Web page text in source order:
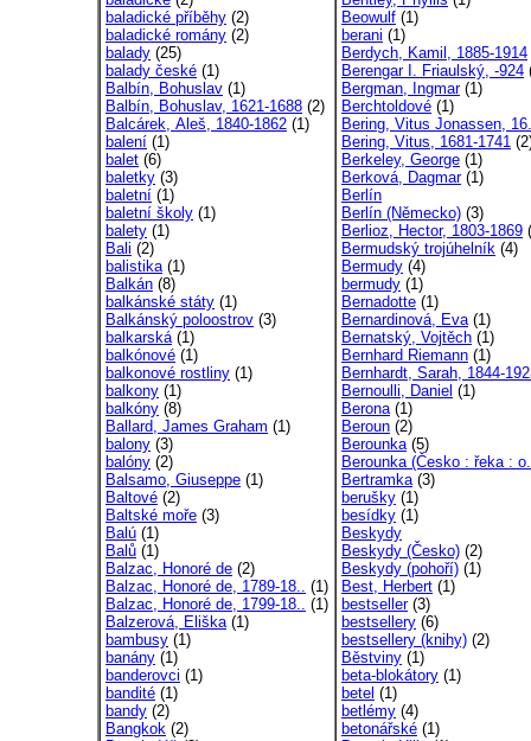
baladické příběhy (2)
baladické romány (2)
balady (25)
balady české (1)
Balbín, Bohuslav (1)
Balbín, Bohuslav, 1621-1688 (2)
Balcárek, Aleš, 1840-1862 (1)
balení (1)
balet (6)
baletky (3)
baletní (1)
baletní školy (1)
balety (1)
Bali (2)
balistika(1)
Balkán (8)
balkánské státy (1)
Balkánský poloostrov (3)
balkarská(1)
balkónové (1)
balkonové rostliny (1)
balkony (1)
balkóny (8)
Ballard, James Graham (1)
balony (3)
balóny (2)
Balsamo, Giuseppe (1)
Baltové (2)
Baltské moře (3)
Balú (1)
Balů (1)
Balzac, Honoré de (2)
Balzac, Honoré de, 1789-18.. (1)
Balzac, Honoré de, 1799-18.. (1)
Balzerová, Eliška(1)
bambusy (1)
banány (1)
banderovci (1)
bandité (1)
bandy (2)
Bangkok (2)
Beowulf (1)
berani (1)
Berdych, Kamil, 1885-1914
Berengar I. Friaulský, -924
Bergman, Ingmar(1)
Berchtoldové (1)
Bering, Vitus Jonassen,
Bering, Vitus, 1681-1741
Berkeley, George (1)
Berková, Dagmar(1)
Berlín
Berlín (Německo) (3)
Berlioz, Hector, 1803-1869
Bermudský trojúhelník (4)
Bermudy (4)
bermudy (1)
Bernadotte (1)
Bernardinová, Eva(1)
Bernatský, Vojtěch (1)
Bernhard Riemann (1)
Bernhardt, Sarah, 1844-
Bernoulli, Daniel (1)
Berona(1)
Beroun (2)
Berounka(5)
Berounka (Česko : řeka :
Bertramka(3)
berušky (1)
besídky (1)
Beskydy
Beskydy (Česko) (2)
Beskydy (pohoří) (1)
Best, Herbert (1)
bestseller(3)
bestsellery (6)
bestsellery (knihy) (2)
Běstviny (1)
beta-blokátory (1)
betel (1)
betlémy (4)
betonářské (1)